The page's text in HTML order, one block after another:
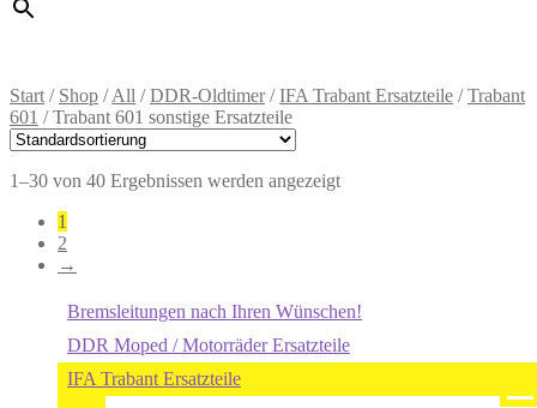
Start / Shop /All /DDR-Oldtimer/IFA Trabant Ersatzteile /Trabant
601 /Trabant 601 sonstige Ersatzteile
1–30 von 40 Ergebnissen werden angezeigt
1
2
→
Bremsleitungen nach Ihren Wünschen!
DDR Moped / Motorräder Ersatzteile
IFA Trabant Ersatzteile